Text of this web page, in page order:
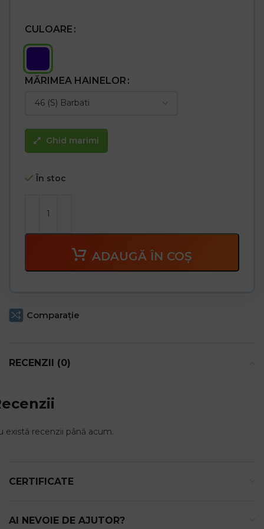
CULOARE
MĂRIMEA HAINELOR
Ghid marimi
În stoc
ADAUGĂ ÎN COȘ
Comparaţie
RECENZII (0)
există recenzii până acum.
CERTIFICATE
AI NEVOIE DE AJUTOR?